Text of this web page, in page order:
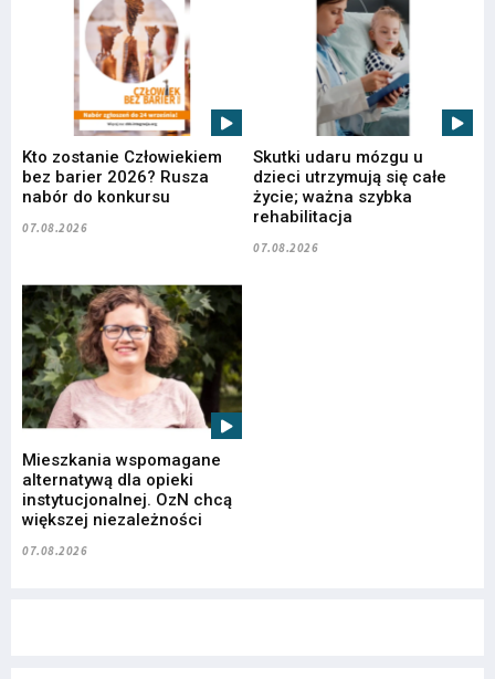
Kto zostanie Człowiekiem
bez barier 2026? Rusza
nabór do konkursu
07.08.2026
Skutki udaru mózgu u
dzieci utrzymują się całe
życie; ważna szybka
rehabilitacja
07.08.2026
Mieszkania wspomagane
alternatywą dla opieki
instytucjonalnej. OzN chcą
większej niezależności
07.08.2026